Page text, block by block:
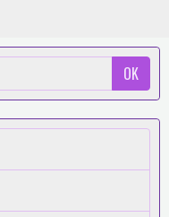
OK